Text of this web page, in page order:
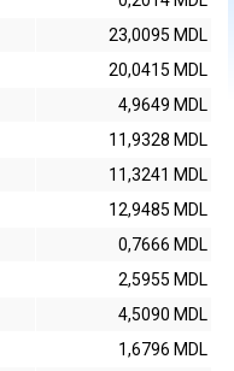
23,0095 MDL
20,0415 MDL
4,9649 MDL
11,9328 MDL
11,3241 MDL
12,9485 MDL
0,7666 MDL
2,5955 MDL
4,5090 MDL
1,6796 MDL